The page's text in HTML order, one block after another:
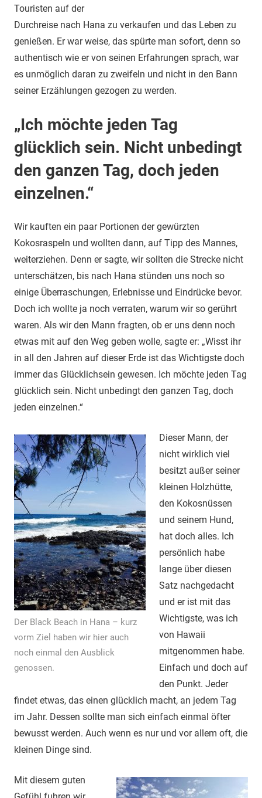
Touristen auf der
Durchreise nach Hana zu verkaufen und das Leben zu
genießen. Er war weise, das spürte man sofort, denn so
authentisch wie er von seinen Erfahrungen sprach, war
es unmöglich daran zu zweifeln und nicht in den Bann
seiner Erzählungen gezogen zu werden.
„Ich möchte jeden Tag
glücklich sein. Nicht unbedingt
den ganzen Tag, doch jeden
einzelnen.“
Wir kauften ein paar Portionen der gewürzten
Kokosraspeln und wollten dann, auf Tipp des Mannes,
weiterziehen. Denn er sagte, wir sollten die Strecke nicht
unterschätzen, bis nach Hana stünden uns noch so
einige Überraschungen, Erlebnisse und Eindrücke bevor.
Doch ich wollte ja noch verraten, warum wir so gerührt
waren. Als wir den Mann fragten, ob er uns denn noch
etwas mit auf den Weg geben wolle, sagte er: „Wisst ihr
in all den Jahren auf dieser Erde ist das Wichtigste doch
immer das Glücklichsein gewesen. Ich möchte jeden Tag
glücklich sein. Nicht unbedingt den ganzen Tag, doch
jeden einzelnen.“
Der Black Beach in Hana – kurz
vorm Ziel haben wir hier auch
noch einmal den Ausblick
genossen.
Dieser Mann, der
nicht wirklich viel
besitzt außer seiner
kleinen Holzhütte,
den Kokosnüssen
und seinem Hund,
hat doch alles. Ich
persönlich habe
lange über diesen
Satz nachgedacht
und er ist mit das
Wichtigste, was ich
von Hawaii
mitgenommen habe.
Einfach und doch auf
den Punkt. Jeder
findet etwas, das einen glücklich macht, an jedem Tag
im Jahr. Dessen sollte man sich einfach einmal öfter
bewusst werden. Auch wenn es nur und vor allem oft, die
kleinen Dinge sind.
Mit diesem guten